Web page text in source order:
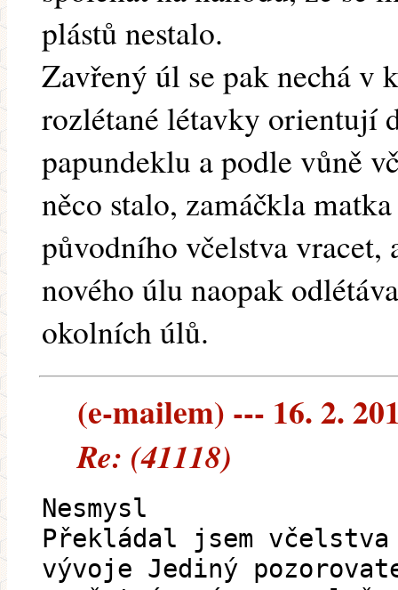
plástů nestalo.
Zavřený úl se pak nechá v
rozlétané létavky orientují
papundeklu a podle vůně
něco stalo, zamáčkla
původního včelstva vracet,
nového úlu naopak
okolních úlů.
(e-mailem) --- 16. 2.
Re: (41118)
Nesmysl
Překládal jsem
vývoje Jediný